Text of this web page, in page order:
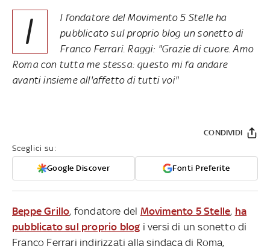
I
l fondatore del Movimento 5 Stelle ha
pubblicato sul proprio blog un sonetto di
Franco Ferrari. Raggi: "Grazie di cuore. Amo
Roma con tutta me stessa: questo mi fa andare
avanti insieme all'affetto di tutti voi"
Sceglici su:
Google Discover Fonti Preferite
CONDIVIDI
Beppe Grillo, fondatore del Movimento 5 Stelle, ha
pubblicato sul proprio blog i versi di un sonetto di
Franco Ferrari indirizzati alla sindaca di Roma,